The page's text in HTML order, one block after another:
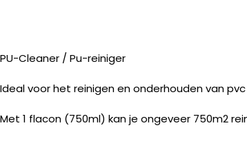
PU-Cleaner / Pu-reiniger
Ideal voor het reinigen en onderhouden van
Met 1 flacon (750ml) kan je ongeveer 750m2